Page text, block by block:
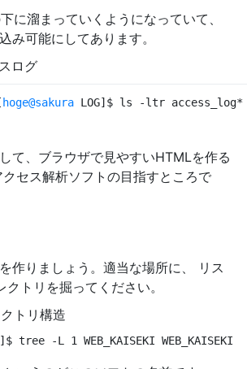
に溜まっていくようになっていて、
み可能にしてあります。
ログ
[ hoge@sakura LOG] $ ls -ltr access_log*
て、ブラウザで見やすいHTMLを作る
セス解析ソフトの目指すところで
作りましょう。適当な場所に、 リス
クトリを掘ってください。
トリ構造
] $ tree -L 1 WEB_KAISEKI